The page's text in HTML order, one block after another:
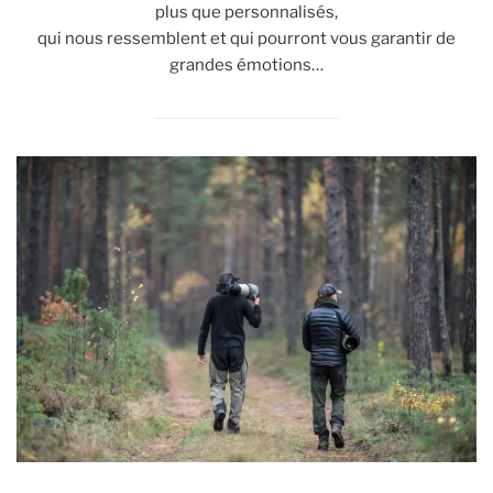
plus que personnalisés,
qui nous ressemblent et qui pourront vous garantir de
grandes émotions…